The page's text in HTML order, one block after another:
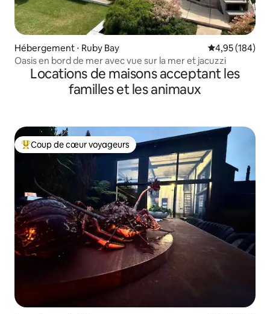
Hébergement ⋅ Ruby Bay Évaluation
4,95 (184)
Oasis en bord de mer avec vue sur la mer et jacuzzi
Locations de maisons acceptant les
familles et les animaux
Coups de cœur voyageurs les plus appréciés
Coup de cœur voyageurs